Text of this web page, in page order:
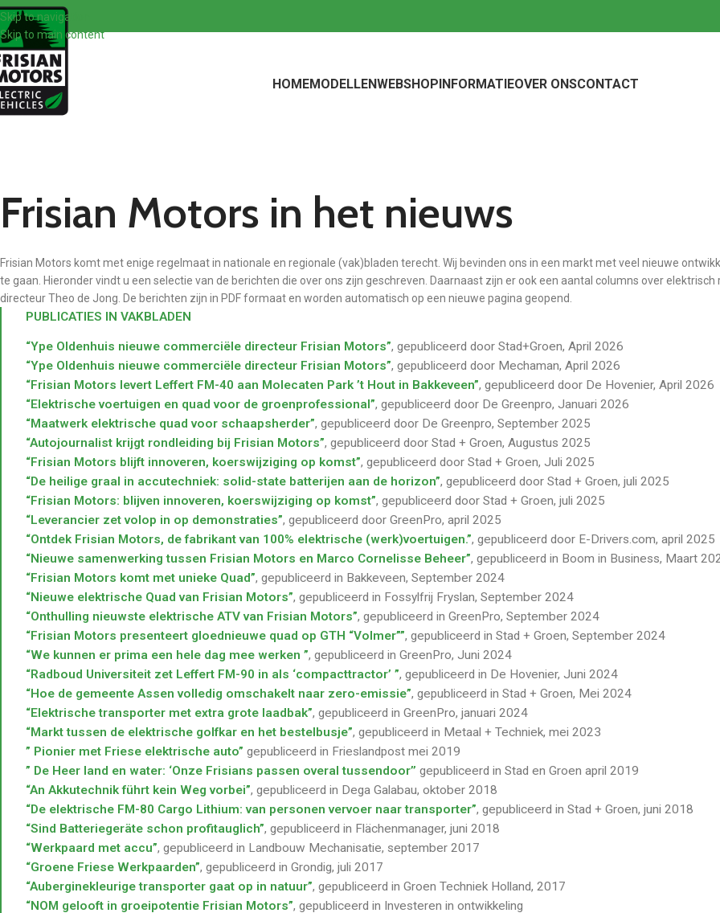
Skip to navigation
Skip to main content
HOMEMODELLENWEBSHOPINFORMATIEOVER ONSCONTACT
Frisian Motors in het nieuws
Frisian Motors komt met enige regelmaat in nationale en regionale (vak)bladen terecht. Wij bevinden ons in een markt met veel nieuwe
te gaan. Hieronder vindt u een selectie van de berichten die over ons zijn geschreven. Daarnaast zijn er ook een aantal columns over
directeur Theo de Jong. De berichten zijn in PDF formaat en worden automatisch op een nieuwe pagina geopend.
PUBLICATIES IN VAKBLADEN
“Ype Oldenhuis nieuwe commerciële directeur Frisian Motors”, gepubliceerd door Stad+Groen, April 2026
“Ype Oldenhuis nieuwe commerciële directeur Frisian Motors”, gepubliceerd door Mechaman, April 2026
“Frisian Motors levert Leffert FM-40 aan Molecaten Park ’t Hout in Bakkeveen”, gepubliceerd door De Hovenier, April 2026
“Elektrische voertuigen en quad voor de groenprofessional”, gepubliceerd door De Greenpro, Januari 2026
“Maatwerk elektrische quad voor schaapsherder”, gepubliceerd door De Greenpro, September 2025
“Autojournalist krijgt rondleiding bij Frisian Motors”, gepubliceerd door Stad + Groen, Augustus 2025
“Frisian Motors blijft innoveren, koerswijziging op komst”, gepubliceerd door Stad + Groen, Juli 2025
“De heilige graal in accutechniek: solid-state batterijen aan de horizon”, gepubliceerd door Stad + Groen, juli 2025
“Frisian Motors: blijven innoveren, koerswijziging op komst”, gepubliceerd door Stad + Groen, juli 2025
“Leverancier zet volop in op demonstraties”, gepubliceerd door GreenPro, april 2025
“Ontdek Frisian Motors, de fabrikant van 100% elektrische (werk)voertuigen.”, gepubliceerd door E-Drivers.com, april 2025
“Nieuwe samenwerking tussen Frisian Motors en Marco Cornelisse Beheer”, gepubliceerd in Boom in Business, Maart
“Frisian Motors komt met unieke Quad”, gepubliceerd in Bakkeveen, September 2024
“Nieuwe elektrische Quad van Frisian Motors”, gepubliceerd in Fossylfrij Fryslan, September 2024
“Onthulling nieuwste elektrische ATV van Frisian Motors”, gepubliceerd in GreenPro, September 2024
“Frisian Motors presenteert gloednieuwe quad op GTH “Volmer””, gepubliceerd in Stad + Groen, September 2024
“We kunnen er prima een hele dag mee werken ”, gepubliceerd in GreenPro, Juni 2024
“Radboud Universiteit zet Leffert FM-90 in als ‘compacttractor’ ”, gepubliceerd in De Hovenier, Juni 2024
“Hoe de gemeente Assen volledig omschakelt naar zero-emissie”, gepubliceerd in Stad + Groen, Mei 2024
“Elektrische transporter met extra grote laadbak”, gepubliceerd in GreenPro, januari 2024
“Markt tussen de elektrische golfkar en het bestelbusje”, gepubliceerd in Metaal + Techniek, mei 2023
” Pionier met Friese elektrische auto” gepubliceerd in Frieslandpost mei 2019
” De Heer land en water: ‘Onze Frisians passen overal tussendoor’’ gepubliceerd in Stad en Groen april 2019
“An Akkutechnik führt kein Weg vorbei”, gepubliceerd in Dega Galabau, oktober 2018
“De elektrische FM-80 Cargo Lithium: van personen vervoer naar transporter”, gepubliceerd in Stad + Groen, juni 2018
“Sind Batteriegeräte schon profitauglich”, gepubliceerd in Flächenmanager, juni 2018
“Werkpaard met accu”, gepubliceerd in Landbouw Mechanisatie, september 2017
“Groene Friese Werkpaarden”, gepubliceerd in Grondig, juli 2017
“Auberginekleurige transporter gaat op in natuur”, gepubliceerd in Groen Techniek Holland, 2017
“NOM gelooft in groeipotentie Frisian Motors”, gepubliceerd in Investeren in ontwikkeling